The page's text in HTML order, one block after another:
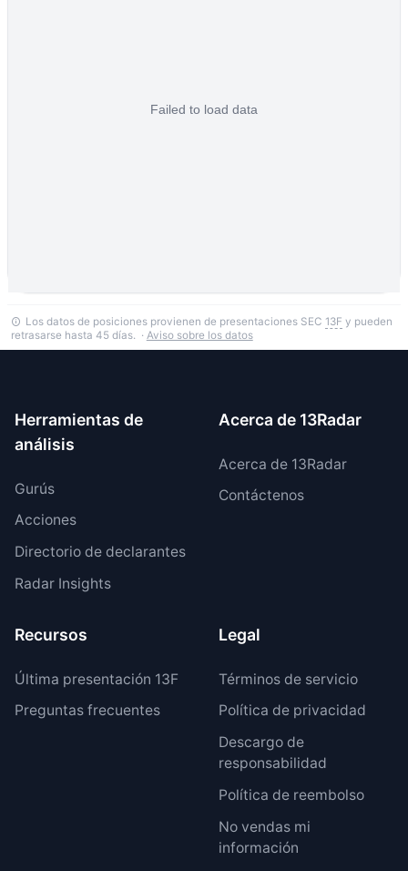
Los datos de posiciones provienen de presentaciones SEC 13F y pueden
retrasarse hasta 45 días. · Aviso sobre los datos
Herramientas de
análisis
Gurús
Acciones
Directorio de declarantes
Radar Insights
Acerca de 13Radar
Acerca de 13Radar
Contáctenos
Recursos
Última presentación 13F
Preguntas frecuentes
Legal
Términos de servicio
Política de privacidad
Descargo de
responsabilidad
Política de reembolso
No vendas mi
información